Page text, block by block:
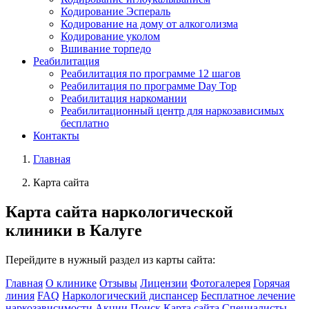
Кодирование Эспераль
Кодирование на дому от алкоголизма
Кодирование уколом
Вшивание торпедо
Реабилитация
Реабилитация по программе 12 шагов
Реабилитация по программе Day Top
Реабилитация наркомании
Реабилитационный центр для наркозависимых
бесплатно
Контакты
Главная
Карта сайта
Карта сайта наркологической
клиники в Калуге
Перейдите в нужный раздел из карты сайта:
Главная О клинике Отзывы Лицензии Фотогалерея Горячая
линия FAQ Наркологический диспансер Бесплатное лечение